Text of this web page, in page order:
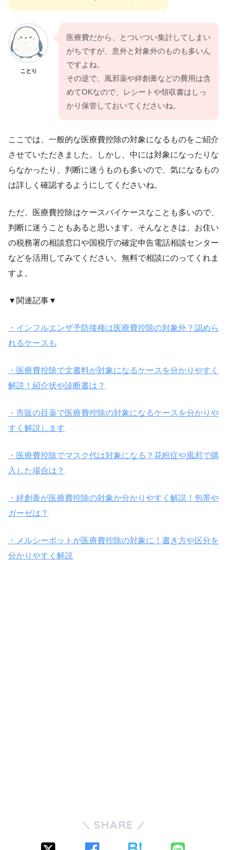
ことり
医療費だから、とついつい集計してしまい
がちですが、意外と対象外のものも多いん
ですよね。
その逆で、風邪薬や絆創膏などの費用は含
めてOKなので、レシートや領収書はしっ
かり保管しておいてくださいね。
ここでは、一般的な医療費控除の対象になるものをご紹介
させていただきました。しかし、中には対象になったりな
らなかったり、判断に迷うものも多いので、気になるもの
は詳しく確認するようにしてくださいね。
ただ、医療費控除はケースバイケースなことも多いので、
判断に迷うこともあると思います。そんなときは、お住い
の税務署の相談窓口や国税庁の確定申告電話相談センター
などを活用してみてください。無料で相談にのってくれま
すよ。
▼関連記事▼
・インフルエンザ予防接種は医療費控除の対象外？認めら
れるケースも
・医療費控除で文書料が対象になるケースを分かりやすく
解説！紹介状や診断書は？
・市販の目薬で医療費控除の対象になるケースを分かりや
すく解説します
・医療費控除でマスク代は対象になる？花粉症や風邪で購
入した場合は？
・絆創膏が医療費控除の対象か分かりやすく解説！包帯や
ガーゼは？
・メルシーポットが医療費控除の対象に！書き方や区分を
分かりやすく解説
SHARE